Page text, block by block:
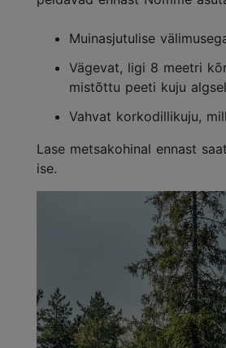
Muinasjutulise
Vägevat, ligi 8 meetri
mistõttu peeti kuju
Vahvat korkodillikuju,
Lase metsakohinal ennast
ise.